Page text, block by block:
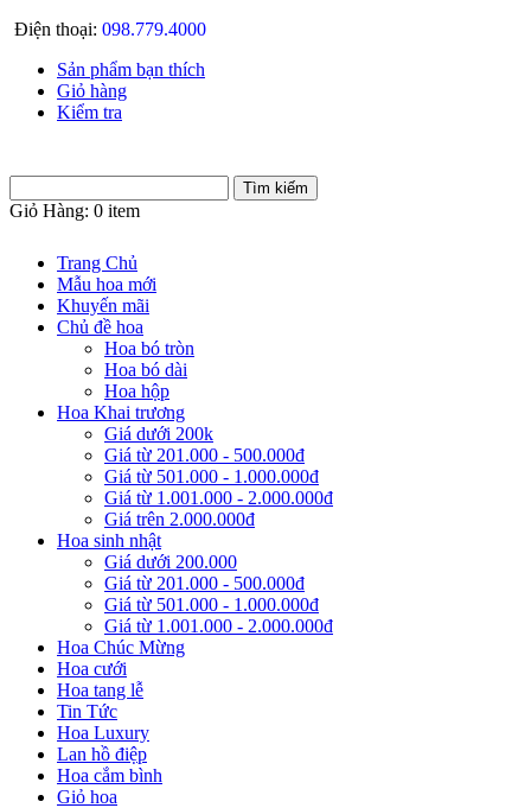
Điện thoại: 098.779.4000
Sản phẩm bạn thích
Giỏ hàng
Kiểm tra
Giỏ Hàng: 0 item
Trang Chủ
Mẫu hoa mới
Khuyến mãi
Chủ đề hoa
Hoa bó tròn
Hoa bó dài
Hoa hộp
Hoa Khai trương
Giá dưới 200k
Giá từ 201.000 - 500.000đ
Giá từ 501.000 - 1.000.000đ
Giá từ 1.001.000 - 2.000.000đ
Giá trên 2.000.000đ
Hoa sinh nhật
Giá dưới 200.000
Giá từ 201.000 - 500.000đ
Giá từ 501.000 - 1.000.000đ
Giá từ 1.001.000 - 2.000.000đ
Hoa Chúc Mừng
Hoa cưới
Hoa tang lễ
Tin Tức
Hoa Luxury
Lan hồ điệp
Hoa cắm bình
Giỏ hoa